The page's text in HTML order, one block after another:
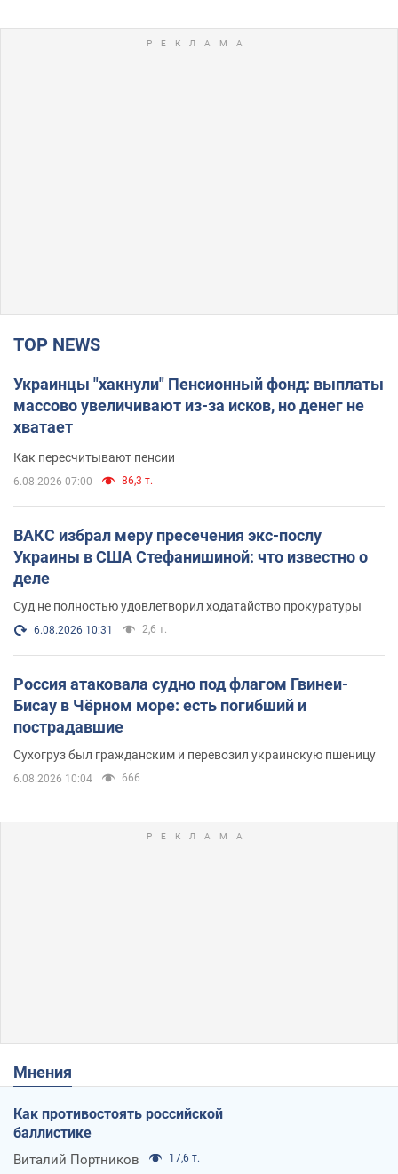
TOP NEWS
Украинцы "хакнули" Пенсионный фонд: выплаты
массово увеличивают из-за исков, но денег не
хватает
Как пересчитывают пенсии
6.08.2026 07:00 86,3 т.
ВАКС избрал меру пресечения экс-послу
Украины в США Стефанишиной: что известно о
деле
Суд не полностью удовлетворил ходатайство прокуратуры
6.08.2026 10:31 2,6 т.
Россия атаковала судно под флагом Гвинеи-
Бисау в Чёрном море: есть погибший и
пострадавшие
Сухогруз был гражданским и перевозил украинскую пшеницу
6.08.2026 10:04 666
Мнения
Как противостоять российской
баллистике
Виталий Портников 17,6 т.